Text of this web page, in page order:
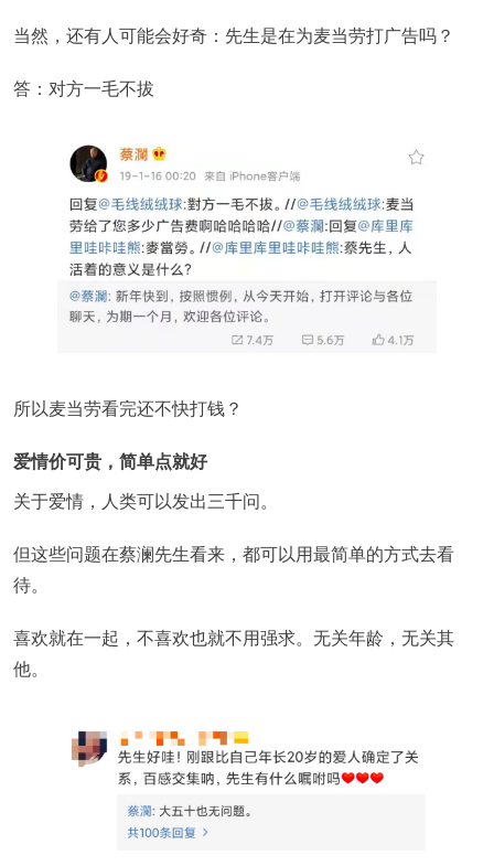
当然，还有人可能会好奇：先生是在为麦当劳打广告吗？
答：对方一毛不拔
所以麦当劳看完还不快打钱？
爱情价可贵，简单点就好
关于爱情，人类可以发出三千问。
但这些问题在蔡澜先生看来，都可以用最简单的方式去看
待。
喜欢就在一起，不喜欢也就不用强求。无关年龄，无关其
他。